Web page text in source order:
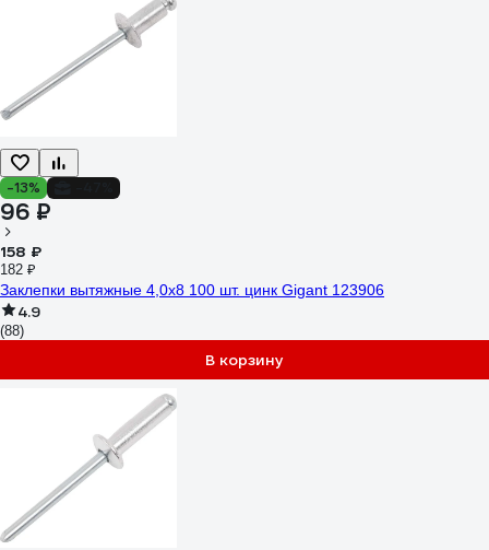
-13%
96 ₽
158 ₽
182 ₽
Заклепки вытяжные 4,0x8 100 шт. цинк Gigant 123906
4.9
(88)
В корзину